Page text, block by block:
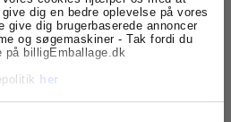
dig en bedre oplevelse på vores
give dig brugerbaserede annoncer
og søgemaskiner - Tak fordi du
billigEmballage.dk
her
Blå pastelfarver - 1 pakke
nyheder og eksklusive
i din indbakke.